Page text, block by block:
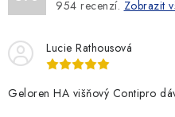
954 recenzí. Zobrazit
Lucie Rathousová
Geloren HA višňový Contipro